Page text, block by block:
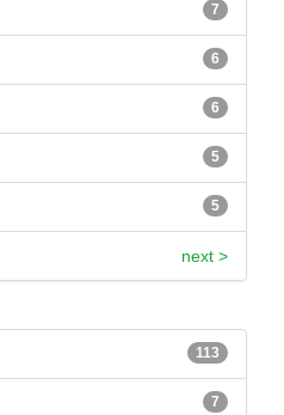
7
6
6
5
5
next >
113
7